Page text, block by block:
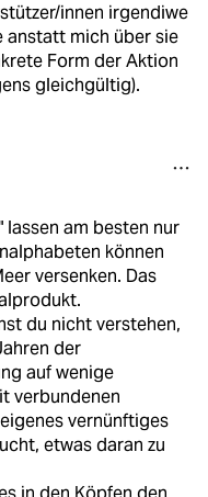
innen irgendiwe
anstatt mich über sie
Form der Aktion
gleichgültig).
lassen am besten nur
können
versenken. Das
du nicht verstehen,
der
auf wenige
verbundenen
vernünftiges
etwas daran zu